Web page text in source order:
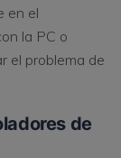
en el
la PC o
el problema de
de